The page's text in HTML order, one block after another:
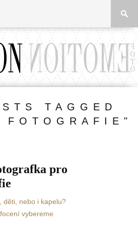
TAGGED
FOTOGRAFIE"
pro
děti, nebo i kapelu?
vybereme